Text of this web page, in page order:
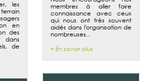
les
en
des
dans
de
membres à aller faire
connaissance avec ceux
qui nous ont très souvent
aidés dans l'organisation de
nombreuses...
+ En savoir plus